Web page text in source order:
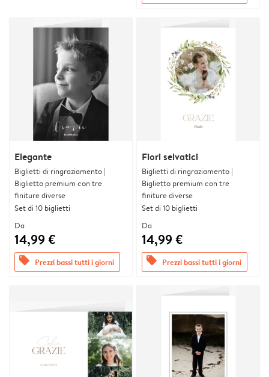
Elegante
Biglietti di ringraziamento |
Biglietto premium con tre
finiture diverse
Set di 10 biglietti
Da
14,99 €
offers Prezzi bassi tutti i giorni
Fiori selvatici
Biglietti di ringraziamento |
Biglietto premium con tre
finiture diverse
Set di 10 biglietti
Da
14,99 €
offers Prezzi bassi tutti i giorni